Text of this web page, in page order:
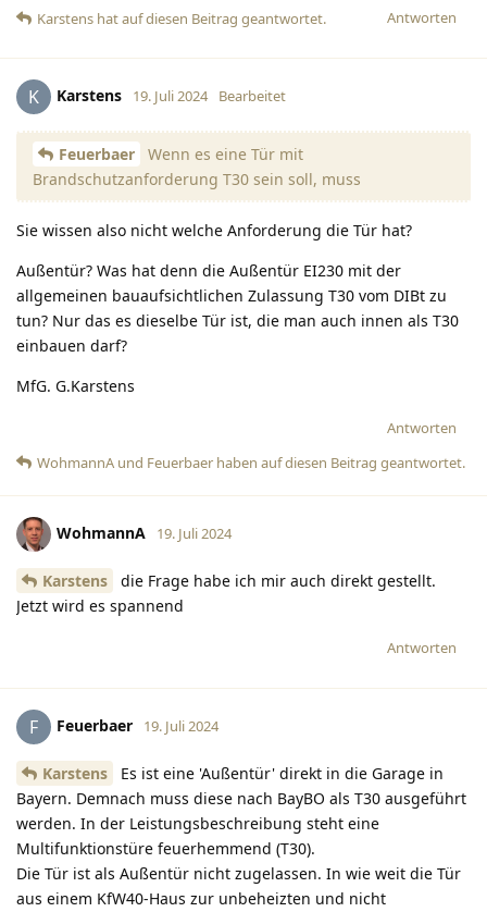
Antworten
Karstens hatauf diesen Beitrag geantwortet.
K Karstens 19. Juli 2024 Bearbeitet
Feuerbaer
Wenn es eine Tür mit
Brandschutzanforderung T30 sein soll, muss
Sie wissen also nicht welche Anforderung die Tür hat?
Außentür? Was hat denn die Außentür EI230 mit der
allgemeinen bauaufsichtlichen Zulassung T30 vom DIBt zu
tun? Nur das es dieselbe Tür ist, die man auch innen als T30
einbauen darf?
MfG. G.Karstens
Antworten
WohmannA und Feuerbaer haben auf diesen Beitrag geantwortet.
WohmannA 19. Juli 2024
Karstens
die Frage habe ich mir auch direkt gestellt.
Jetzt wird es spannend
Antworten
F Feuerbaer 19. Juli 2024
Karstens
Es ist eine 'Außentür' direkt in die Garage in
Bayern. Demnach muss diese nach BayBO als T30 ausgeführt
werden. In der Leistungsbeschreibung steht eine
Multifunktionstüre feuerhemmend (T30).
Die Tür ist als Außentür nicht zugelassen. In wie weit die Tür
aus einem KfW40-Haus zur unbeheizten und nicht